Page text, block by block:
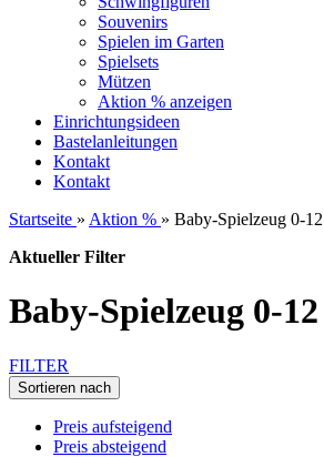
Souvenirs
Spielen im Garten
Spielsets
Mützen
Aktion % anzeigen
Einrichtungsideen
Bastelanleitungen
Kontakt
Kontakt
Startseite » Aktion % » Baby-Spielzeug 0-
Aktueller Filter
Baby-Spielzeug 0-
FILTER
Sortieren nach
Preis aufsteigend
Preis absteigend